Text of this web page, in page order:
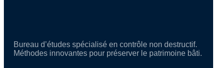
Bureau d’études spécialisé en contrôle non destructif.
Méthodes innovantes pour préserver le patrimoine bâti.